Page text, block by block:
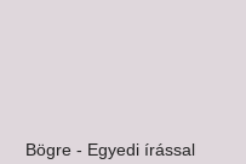
Bögre - Egyedi írással